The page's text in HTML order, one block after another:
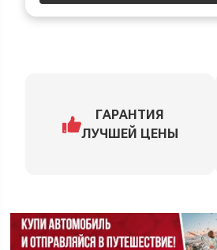
ГАРАНТИЯ
ЛУЧШЕЙ ЦЕНЫ